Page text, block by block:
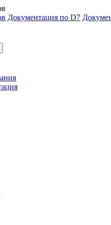
Документация по D7